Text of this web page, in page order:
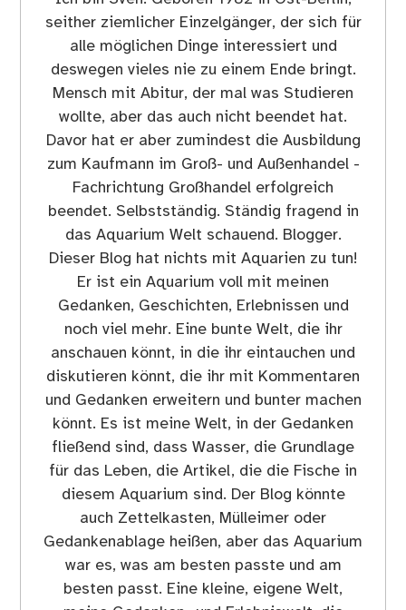
seither ziemlicher Einzelgänger, der sich für
alle möglichen Dinge interessiert und
deswegen vieles nie zu einem Ende bringt.
Mensch mit Abitur, der mal was Studieren
wollte, aber das auch nicht beendet hat.
Davor hat er aber zumindest die Ausbildung
zum Kaufmann im Groß- und Außenhandel -
Fachrichtung Großhandel erfolgreich
beendet. Selbstständig. Ständig fragend in
das Aquarium Welt schauend. Blogger.
Dieser Blog hat nichts mit Aquarien zu tun!
Er ist ein Aquarium voll mit meinen
Gedanken, Geschichten, Erlebnissen und
noch viel mehr. Eine bunte Welt, die ihr
anschauen könnt, in die ihr eintauchen und
diskutieren könnt, die ihr mit Kommentaren
und Gedanken erweitern und bunter machen
könnt. Es ist meine Welt, in der Gedanken
fließend sind, dass Wasser, die Grundlage
für das Leben, die Artikel, die die Fische in
diesem Aquarium sind. Der Blog könnte
auch Zettelkasten, Mülleimer oder
Gedankenablage heißen, aber das Aquarium
war es, was am besten passte und am
besten passt. Eine kleine, eigene Welt,